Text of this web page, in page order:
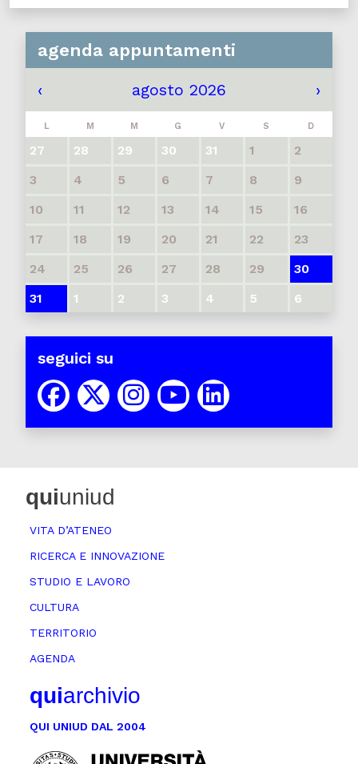
agenda appuntamenti
‹ agosto 2026 ›
L M M G V S D
27 28 29 30 31 1
2
3
4 5 6 7 8
9
10
11 12 13 14 15
16
17
18 19 20 21 22
23
24
25 26 27 28 29
30
31
1 2 3 4 5 6
seguici su
quiuniud
VITA D’ATENEO
RICERCA E INNOVAZIONE
STUDIO E LAVORO
CULTURA
TERRITORIO
AGENDA
quiarchivio
QUI UNIUD DAL 2004